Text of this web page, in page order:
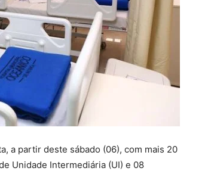
a partir deste sábado (06), com mais 20
Unidade Intermediária (UI) e 08